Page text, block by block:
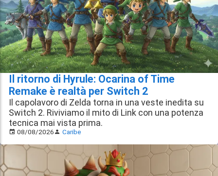
Il ritorno di Hyrule: Ocarina of Time
Remake è realtà per Switch 2
Il capolavoro di Zelda torna in una veste inedita su
Switch 2. Riviviamo il mito di Link con una potenza
tecnica mai vista prima.
08/08/2026 Caribe